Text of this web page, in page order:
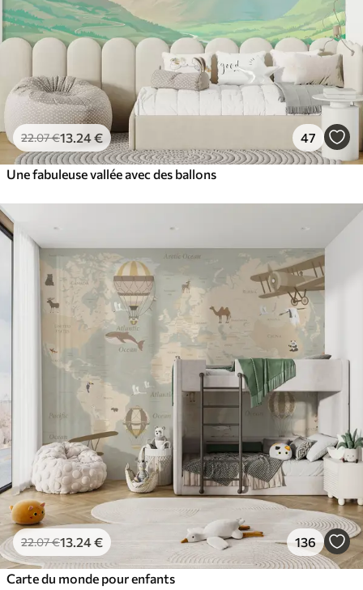
22.07€13.24€ 47
Une fabuleuse vallée avec des ballons
22.07€13.24€ 136
Carte du monde pour enfants